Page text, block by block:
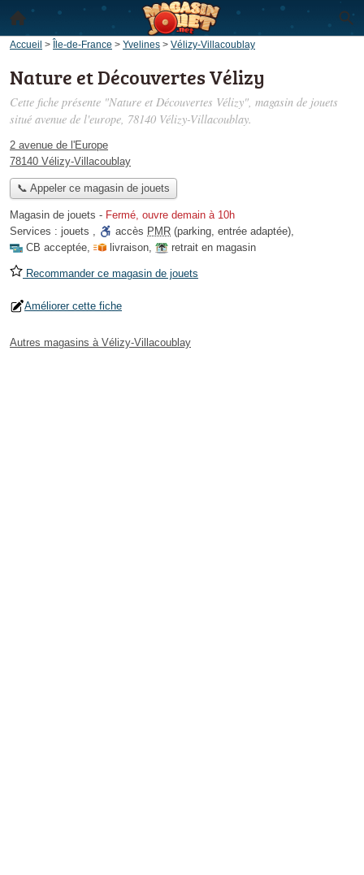
Accueil > Île-de-France > Yvelines > Vélizy-Villacoublay
Nature et Découvertes Vélizy
Cette fiche présente "Nature et Découvertes Vélizy", magasin de jouets
situé avenue de l'europe, 78140 Vélizy-Villacoublay.
2 avenue de l'Europe
78140 Vélizy-Villacoublay
📞 Appeler ce magasin de jouets
Magasin de jouets - Fermé, ouvre demain à 10h
Services : jouets , accès PMR (parking, entrée adaptée),
CB acceptée, livraison, retrait en magasin
Recommander ce magasin de jouets
Améliorer cette fiche
Autres magasins à Vélizy-Villacoublay